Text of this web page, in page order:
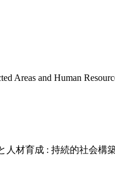
Areas and Human
人材育成 : 持続的社会構